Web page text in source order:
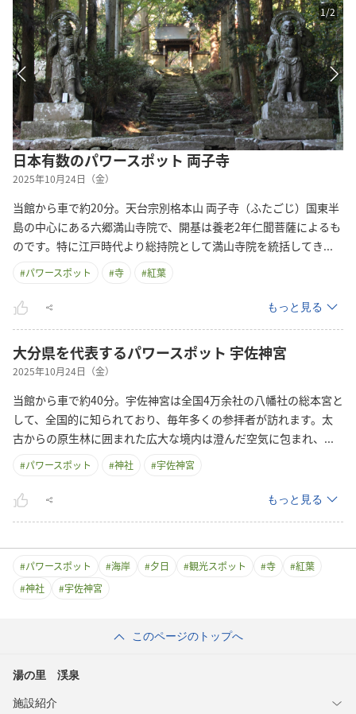
1/2
日本有数のパワースポット 両子寺
2025年10月24日（金）
当館から車で約20分。天台宗別格本山 両子寺（ふたごじ）国東半
島の中心にある六郷満山寺院で、開基は養老2年仁聞菩薩によるも
のです。特に江戸時代より総持院として満山寺院を統括してき...
#パワースポット #寺 #紅葉
もっと見る
大分県を代表するパワースポット 宇佐神宮
2025年10月24日（金）
当館から車で約40分。宇佐神宮は全国4万余社の八幡社の総本宮と
して、全国的に知られており、毎年多くの参拝者が訪れます。太
古からの原生林に囲まれた広大な境内は澄んだ空気に包まれ、 ...
#パワースポット #神社 #宇佐神宮
もっと見る
#パワースポット #海岸 #夕日 #観光スポット #寺 #紅葉
#神社 #宇佐神宮
このページのトップへ
湯の里 渓泉
施設紹介